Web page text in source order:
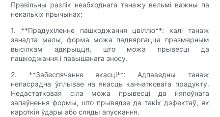
Правільны разлік неабходнага танажу вельмі важны па
некалькіх прычынах:
1. **Прадухіленне пашкоджання цвіллю**: калі танаж
занадта малы, форма можа падвяргацца празмерным
высілкам адкрыцця, што можа прывесці да
пашкоджання і павышанага зносу.
2. **Забеспячэнне якасці**: Адпаведны танаж
непасрэдна ўплывае на якасць канчатковага прадукту.
Недастатковая сіла можа прывесці да няпоўнага
запаўнення формы, што прывядзе да такіх дэфектаў, як
кароткія ўдары або сляды апускання.